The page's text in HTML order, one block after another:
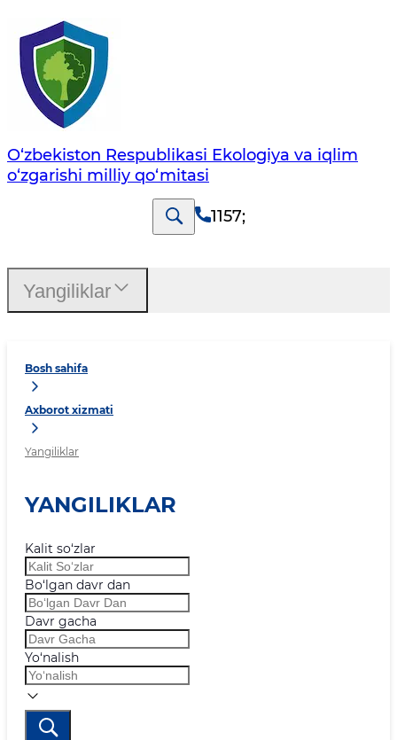
O‘zbekiston Respublikasi Ekologiya va iqlim
o‘zgarishi milliy qo‘mitasi
1157;
Bosh sahifa
Axborot xizmati
Yangiliklar
YANGILIKLAR
Kalit so‘zlar
Bo‘lgan davr dan
Davr gacha
Yo‘nalish
Yangiliklar